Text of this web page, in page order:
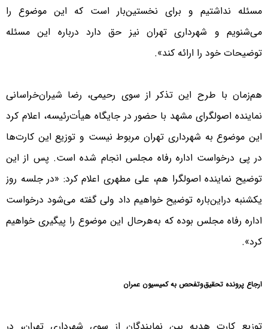
مسئله نداشتیم و برای نخستین‌بار است که این موضوع را
می‌شنویم و شهرداری تهران نیز حق دارد درباره این مسئله
توضیحات خود را ارائه کند».
هم‌زمان با طرح این تذکر از سوی رحیمی، رضا شیران‌خراسانی
نماینده اصولگرای مشهد با حضور در جایگاه هیأت‌رئیسه، اعلام کرد
این موضوع به شهرداری تهران مربوط نیست و توزیع این کارت‌ها
در پی درخواست اداره رفاه مجلس انجام شده ‌است. پس از این
توضیح نماینده اصولگرا هم، علی مطهری اعلام کرد: «در جلسه روز
یکشنبه دراین‌باره توضیح خواهیم داد ولی گفته می‌شود درخواست
اداره رفاه مجلس بوده که به‌هر‌حال این موضوع را پیگیری خواهیم
کرد».
ارجاع پرونده تحقیق‌وتفحص به کمیسیون عمران